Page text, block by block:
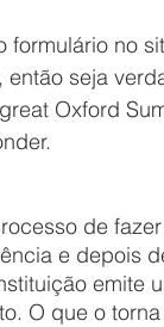
seja
Oxford
de
e depois
emite
O que o